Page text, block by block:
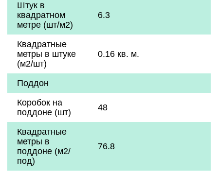
Штук в
квадратном
метре (шт/м2)
6.3
Квадратные
метры в штуке
(м2/шт)
0.16 кв. м.
Поддон
Коробок на
поддоне (шт)
48
Квадратные
метры в
поддоне (м2/
под)
76.8